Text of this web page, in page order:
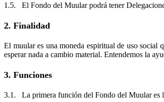
1.5. El Fondo del Muular podrá tener
2. Finalidad
El muular es una moneda espiritual de uso social
esperar nada a cambio material. Entendemos la
3. Funciones
3.1. La primera función del Fondo del Muular es